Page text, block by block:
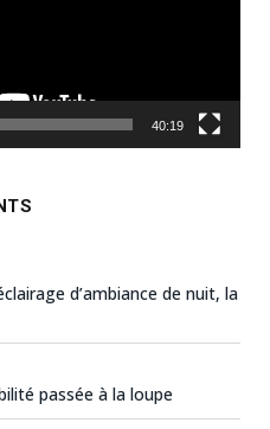
40:19
d’ambiance de nuit, la
passée à la loupe